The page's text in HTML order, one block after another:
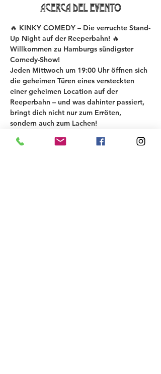
Acerca del evento
🔥 KINKY COMEDY – Die verruchte Stand-
Up Night auf der Reeperbahn! 🔥
Willkommen zu Hamburgs sündigster
Comedy-Show!
Jeden Mittwoch um 19:00 Uhr öffnen sich
die geheimen Türen eines versteckten
einer geheimen Location auf der
Reeperbahn – und was dahinter passiert,
bringt dich nicht nur zum Erröten,
sondern auch zum Lachen!
Bei der KINKY COMEDY New Material